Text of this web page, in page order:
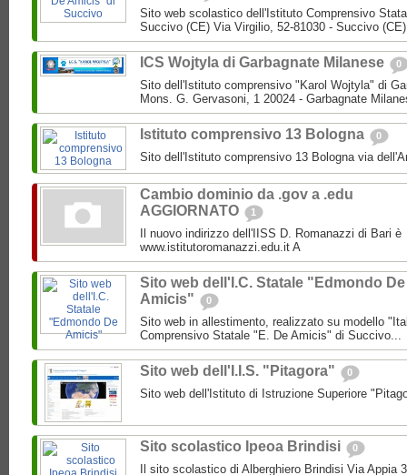
Sito web scolastico dell'Istituto Comprensivo
Succivo (CE) Via Virgilio, 52-81030 - Succivo
ICS Wojtyla di Garbagnate Milanese 0
Sito dell'Istituto comprensivo "Karol Wojtyla" di
Mons. G. Gervasoni, 1 20024 - Garbagnate
Istituto comprensivo 13 Bologna 0
Sito dell'Istituto comprensivo 13 Bologna via
Cambio dominio da .gov a .edu
AGGIORNATO
1
Il nuovo indirizzo dell'IISS D. Romanazzi di Bari è
www.istitutoromanazzi.edu.it A
Sito web dell'I.C. Statale "Edmondo De
Amicis"
0
Sito web in allestimento, realizzato su modello
Comprensivo Statale "E. De Amicis" di Succivo...
Sito web dell'I.I.S. "Pitagora" 0
Sito web dell'Istituto di Istruzione Superiore
Sito scolastico Ipeoa Brindisi 0
Il sito scolastico di Alberghiero Brindisi Via Appia